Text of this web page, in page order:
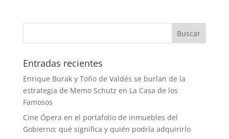
Entradas recientes
Enrique Burak y Toño de Valdés se burlan de la
estrategia de Memo Schutz en La Casa de los
Famosos
Cine Ópera en el portafolio de inmuebles del
Gobierno; qué significa y quién podría adquirirlo